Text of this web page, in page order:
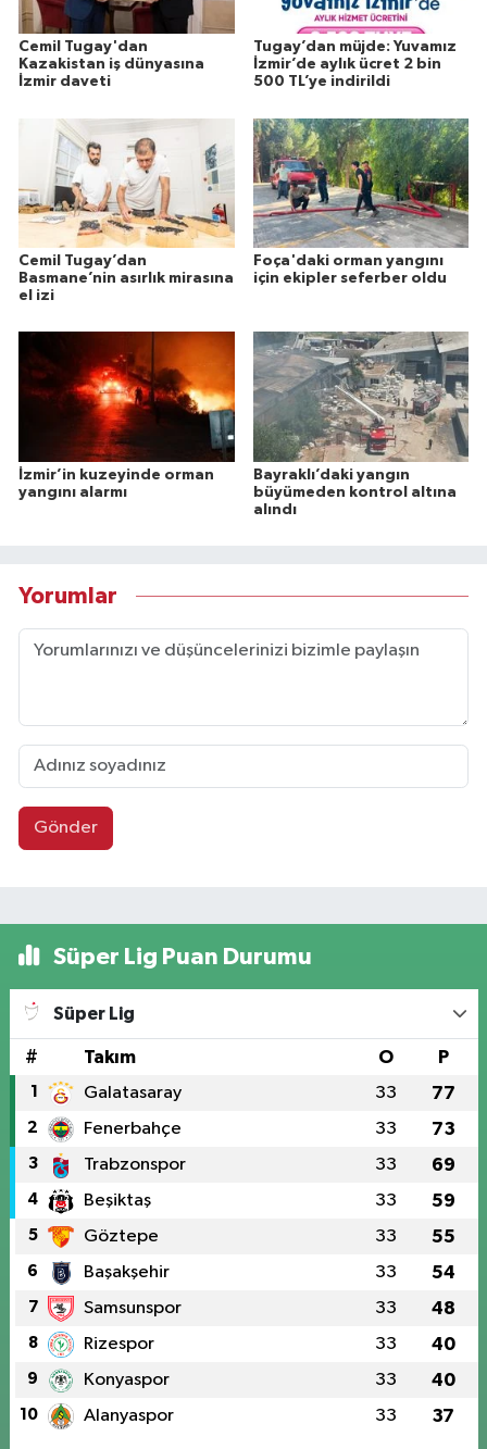
Cemil Tugay'dan
Kazakistan iş dünyasına
İzmir daveti
Tugay’dan müjde: Yuvamız
İzmir’de aylık ücret 2 bin
500 TL’ye indirildi
Cemil Tugay’dan
Basmane’nin asırlık mirasına
el izi
Foça'daki orman yangını
için ekipler seferber oldu
İzmir’in kuzeyinde orman
yangını alarmı
Bayraklı’daki yangın
büyümeden kontrol altına
alındı
Yorumlar
Gönder
Süper Lig Puan Durumu
Süper Lig
# Takım O P
1 Galatasaray 33 77
2 Fenerbahçe 33 73
3 Trabzonspor 33 69
4 Beşiktaş 33 59
5 Göztepe 33 55
6 Başakşehir 33 54
7 Samsunspor 33 48
8 Rizespor 33 40
9 Konyaspor 33 40
10 Alanyaspor 33 37